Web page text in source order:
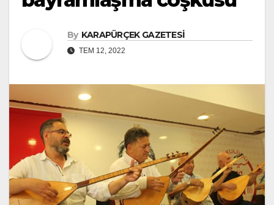
By KARAPÜRÇEK GAZETESİ
TEM 12, 2022